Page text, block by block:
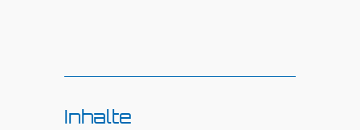
Inhalte